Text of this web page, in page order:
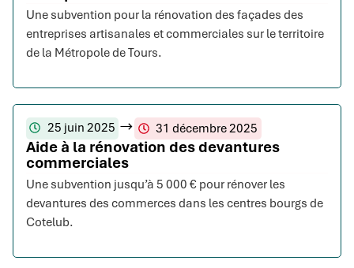
Une subvention pour la rénovation des façades des
entreprises artisanales et commerciales sur le territoire
de la Métropole de Tours.
25 juin 2025 31 décembre 2025
Aide à la rénovation des devantures
commerciales
Une subvention jusqu’à 5 000 € pour rénover les
devantures des commerces dans les centres bourgs de
Cotelub.